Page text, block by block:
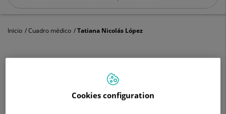
Inicio Cuadro médico Tatiana Nicolás López
Cookies configuration